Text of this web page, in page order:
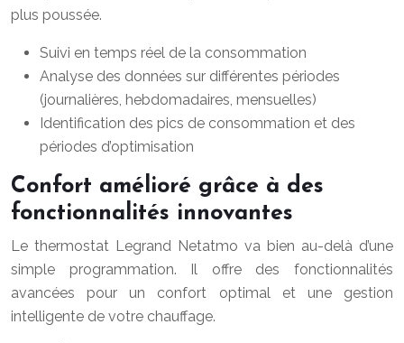
plus poussée.
Suivi en temps réel de la consommation
Analyse des données sur différentes périodes
(journalières, hebdomadaires, mensuelles)
Identification des pics de consommation et des
périodes d’optimisation
Confort amélioré grâce à des
fonctionnalités innovantes
Le thermostat Legrand Netatmo va bien au-delà d’une
simple programmation. Il offre des fonctionnalités
avancées pour un confort optimal et une gestion
intelligente de votre chauffage.